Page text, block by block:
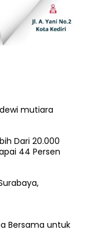
mutiara
Dari 20.000
Mencapai 44 Persen
Bersama untuk